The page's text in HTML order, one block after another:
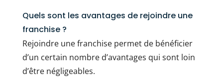
Quels sont les avantages de rejoindre une
franchise ?
Rejoindre une franchise permet de bénéficier
d’un certain nombre d’avantages qui sont loin
d’être négligeables.